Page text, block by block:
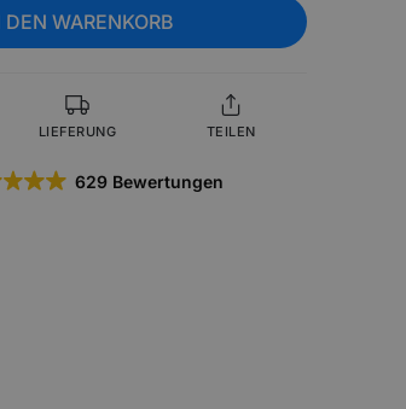
DEN WARENKORB
LIEFERUNG TEILEN
629 Bewertungen